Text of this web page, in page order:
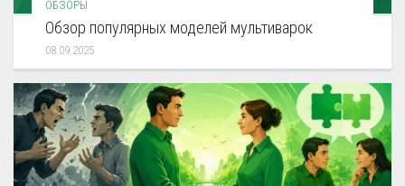
ОБЗОРЫ
Обзор популярных моделей мультиварок
08.09.2025